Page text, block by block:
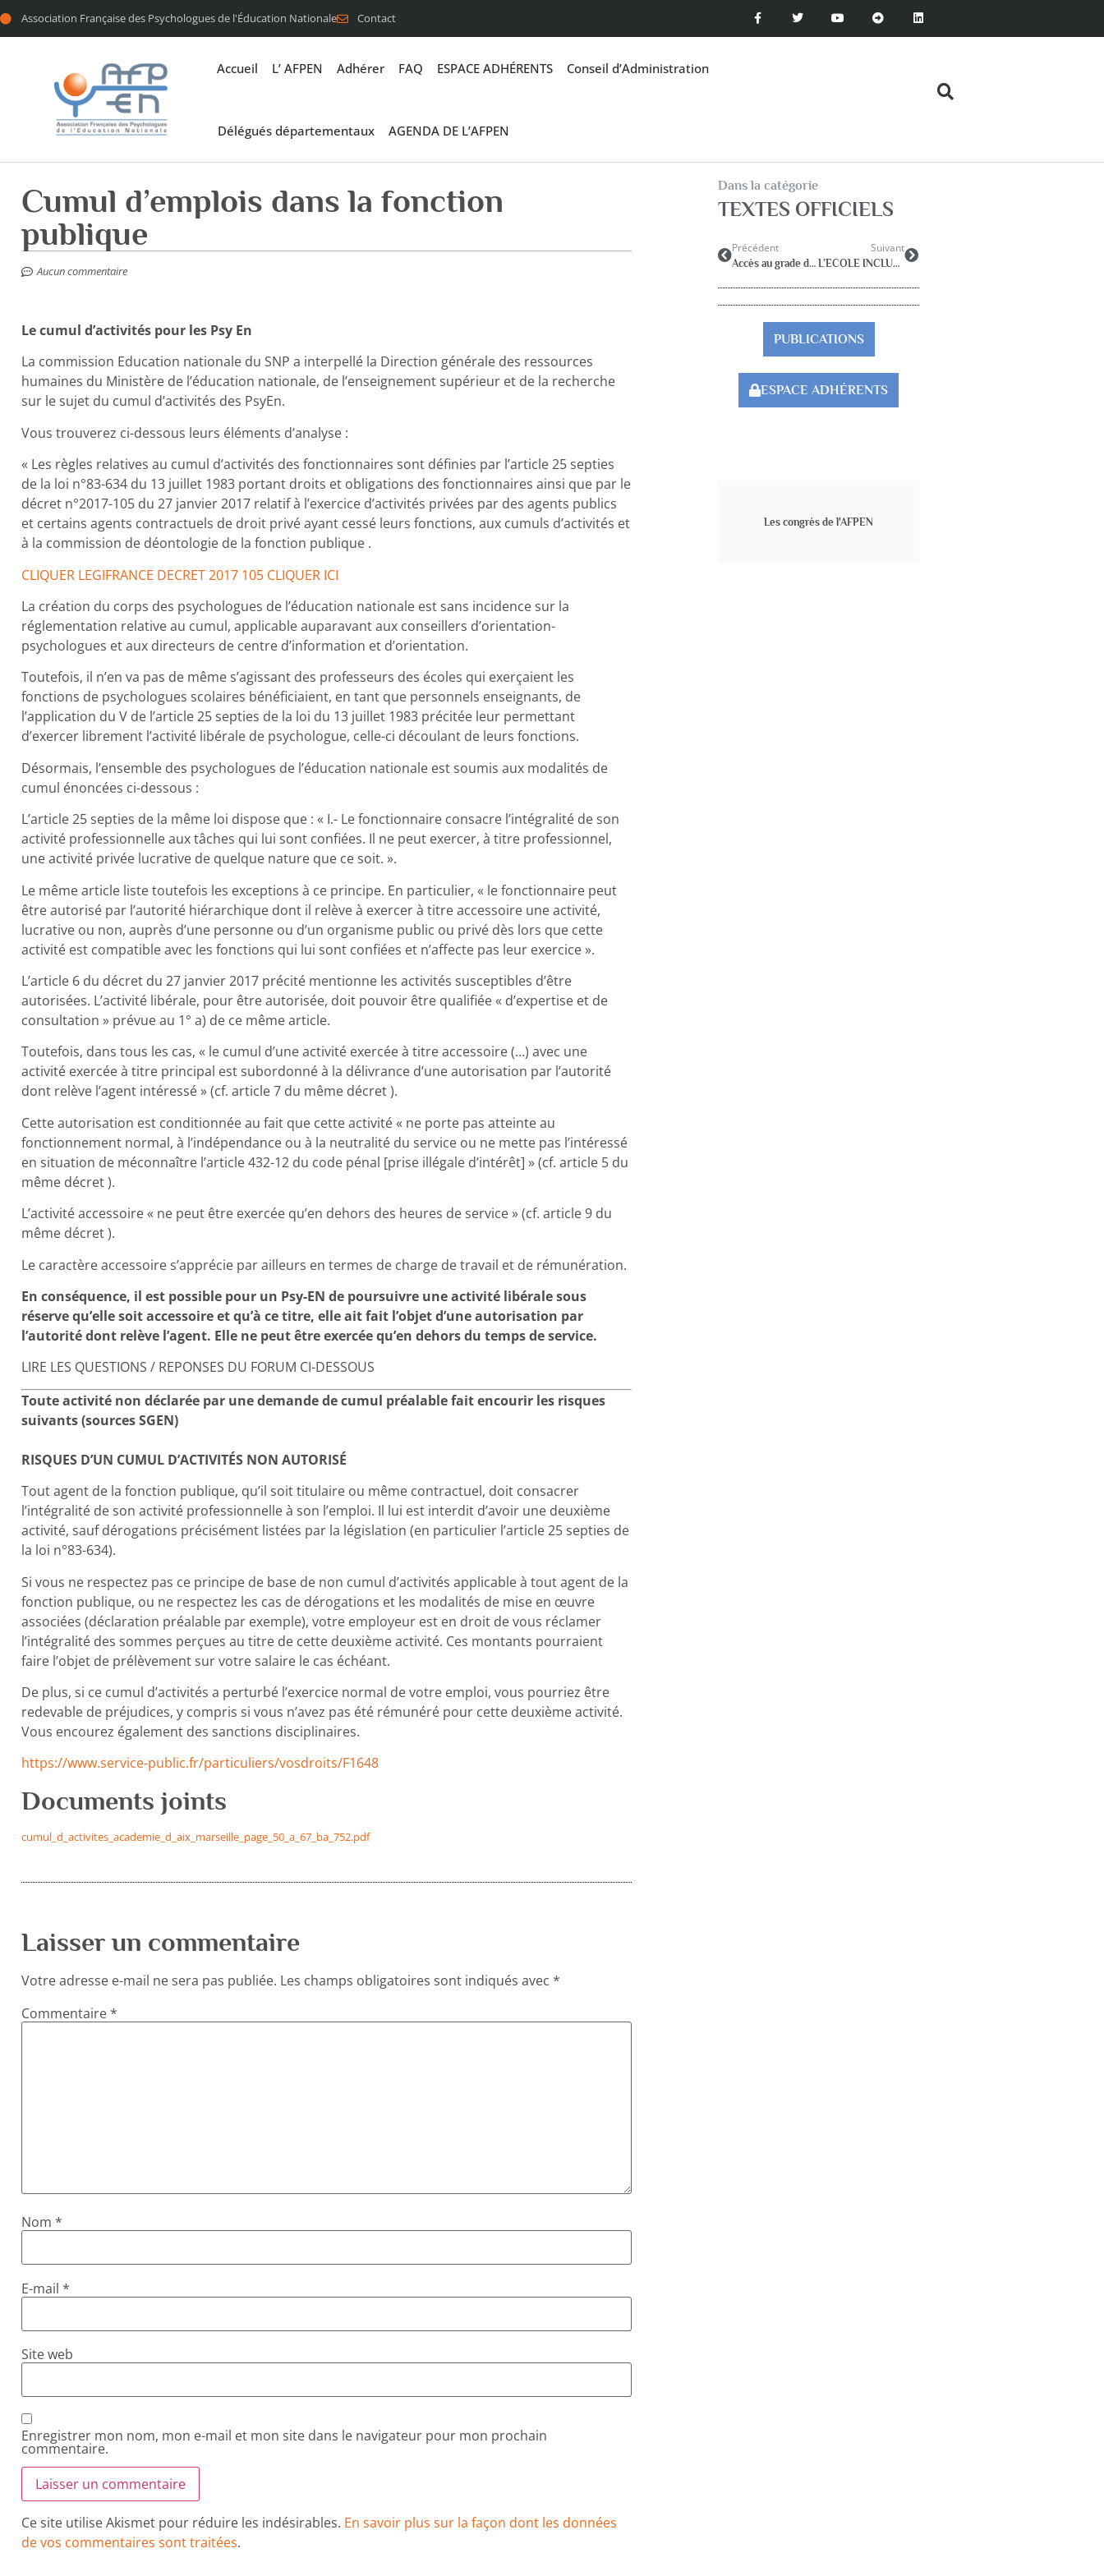
Association Française des Psychologues de l'Éducation Nationale Contact
Accueil L’ AFPEN Adhérer FAQ ESPACE ADHÉRENTS Conseil d’Administration
Délégués départementaux AGENDA DE L’AFPEN
Cumul d’emplois dans la fonction
publique
Aucun commentaire
Le cumul d’activités pour les Psy En
La commission Education nationale du SNP a interpellé la Direction générale des ressources
humaines du Ministère de l’éducation nationale, de l’enseignement supérieur et de la recherche
sur le sujet du cumul d’activités des PsyEn.
Vous trouverez ci-dessous leurs éléments d’analyse :
« Les règles relatives au cumul d’activités des fonctionnaires sont définies par l’article 25 septies
de la loi n°83-634 du 13 juillet 1983 portant droits et obligations des fonctionnaires ainsi que par le
décret n°2017-105 du 27 janvier 2017 relatif à l’exercice d’activités privées par des agents publics
et certains agents contractuels de droit privé ayant cessé leurs fonctions, aux cumuls d’activités et
à la commission de déontologie de la fonction publique .
CLIQUER LEGIFRANCE DECRET 2017 105 CLIQUER ICI
La création du corps des psychologues de l’éducation nationale est sans incidence sur la
réglementation relative au cumul, applicable auparavant aux conseillers d’orientation-
psychologues et aux directeurs de centre d’information et d’orientation.
Toutefois, il n’en va pas de même s’agissant des professeurs des écoles qui exerçaient les
fonctions de psychologues scolaires bénéficiaient, en tant que personnels enseignants, de
l’application du V de l’article 25 septies de la loi du 13 juillet 1983 précitée leur permettant
d’exercer librement l’activité libérale de psychologue, celle-ci découlant de leurs fonctions.
Désormais, l’ensemble des psychologues de l’éducation nationale est soumis aux modalités de
cumul énoncées ci-dessous :
L’article 25 septies de la même loi dispose que : « I.- Le fonctionnaire consacre l’intégralité de son
activité professionnelle aux tâches qui lui sont confiées. Il ne peut exercer, à titre professionnel,
une activité privée lucrative de quelque nature que ce soit. ».
Le même article liste toutefois les exceptions à ce principe. En particulier, « le fonctionnaire peut
être autorisé par l’autorité hiérarchique dont il relève à exercer à titre accessoire une activité,
lucrative ou non, auprès d’une personne ou d’un organisme public ou privé dès lors que cette
activité est compatible avec les fonctions qui lui sont confiées et n’affecte pas leur exercice ».
L’article 6 du décret du 27 janvier 2017 précité mentionne les activités susceptibles d’être
autorisées. L’activité libérale, pour être autorisée, doit pouvoir être qualifiée « d’expertise et de
consultation » prévue au 1° a) de ce même article.
Toutefois, dans tous les cas, « le cumul d’une activité exercée à titre accessoire (…) avec une
activité exercée à titre principal est subordonné à la délivrance d’une autorisation par l’autorité
dont relève l’agent intéressé » (cf. article 7 du même décret ).
Cette autorisation est conditionnée au fait que cette activité « ne porte pas atteinte au
fonctionnement normal, à l’indépendance ou à la neutralité du service ou ne mette pas l’intéressé
en situation de méconnaître l’article 432-12 du code pénal [prise illégale d’intérêt] » (cf. article 5 du
même décret ).
L’activité accessoire « ne peut être exercée qu’en dehors des heures de service » (cf. article 9 du
même décret ).
Le caractère accessoire s’apprécie par ailleurs en termes de charge de travail et de rémunération.
En conséquence, il est possible pour un Psy-EN de poursuivre une activité libérale sous
réserve qu’elle soit accessoire et qu’à ce titre, elle ait fait l’objet d’une autorisation par
l’autorité dont relève l’agent. Elle ne peut être exercée qu’en dehors du temps de service.
LIRE LES QUESTIONS / REPONSES DU FORUM CI-DESSOUS
Toute activité non déclarée par une demande de cumul préalable fait encourir les risques
suivants (sources SGEN)
RISQUES D’UN CUMUL D’ACTIVITÉS NON AUTORISÉ
Tout agent de la fonction publique, qu’il soit titulaire ou même contractuel, doit consacrer
l’intégralité de son activité professionnelle à son l’emploi. Il lui est interdit d’avoir une deuxième
activité, sauf dérogations précisément listées par la législation (en particulier l’article 25 septies de
la loi n°83-634).
Si vous ne respectez pas ce principe de base de non cumul d’activités applicable à tout agent de la
fonction publique, ou ne respectez les cas de dérogations et les modalités de mise en œuvre
associées (déclaration préalable par exemple), votre employeur est en droit de vous réclamer
l’intégralité des sommes perçues au titre de cette deuxième activité. Ces montants pourraient
faire l’objet de prélèvement sur votre salaire le cas échéant.
De plus, si ce cumul d’activités a perturbé l’exercice normal de votre emploi, vous pourriez être
redevable de préjudices, y compris si vous n’avez pas été rémunéré pour cette deuxième activité.
Vous encourez également des sanctions disciplinaires.
https://www.service-public.fr/particuliers/vosdroits/F1648
Documents joints
cumul_d_activites_academie_d_aix_marseille_page_50_a_67_ba_752.pdf
Laisser un commentaire
Votre adresse e-mail ne sera pas publiée. Les champs obligatoires sont indiqués avec *
Commentaire*
Nom *
E-mail *
Site web
Enregistrer mon nom, mon e-mail et mon site dans le navigateur pour mon prochain
commentaire.
Ce site utilise Akismet pour réduire les indésirables. En savoir plus sur la façon dont les données
de vos commentaires sont traitées.
Dans la catégorie
TEXTES OFFICIELS
Précédent
Accès au grade de la hors-classe des psychologues de l’EN
Suivant
L’ECOLE INCLUSIVE
PUBLICATIONS
ESPACE ADHÉRENTS
Les congrès de l'AFPEN